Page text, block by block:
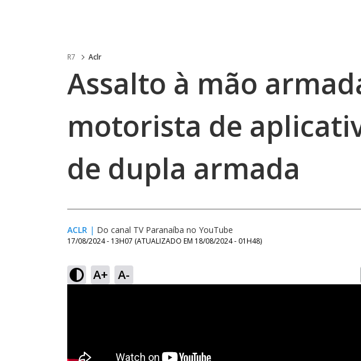
R7 Aclr
Assalto à mão
motorista de
de dupla armada
ACLR | Do canal TV Paranaíba no YouTube
17/08/2024 - 13H07 (ATUALIZADO EM 18/08/2024 - 01H48)
A+ A-